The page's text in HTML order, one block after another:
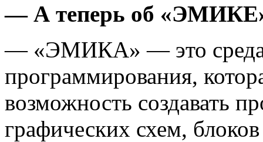
— А теперь об
— «ЭМИКА» — это среда
программирования,
возможность создавать
графических схем,